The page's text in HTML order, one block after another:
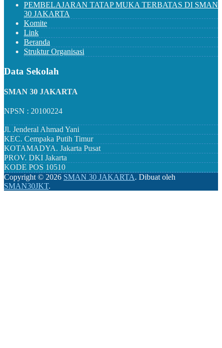
PEMBELAJARAN TATAP MUKA TERBATAS DI SMAN
30 JAKARTA
Komite
Link
Beranda
Struktur Organisasi
Data Sekolah
SMAN 30 JAKARTA
NPSN : 20100224
Jl. Jenderal Ahmad Yani
KEC. Cempaka Putih Timur
KOTAMADYA. Jakarta Pusat
PROV. DKI Jakarta
KODE POS 10510
Copyright © 2026 SMAN 30 JAKARTA. Dibuat oleh
SMAN30JKT.